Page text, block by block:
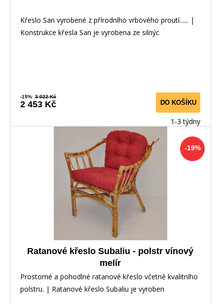
Křeslo San vyrobené z přírodního vrbového proutí...... |
Konstrukce křesla San je vyrobena ze silnýc
-19% 3 022 Kč
2 453 Kč DO KOŠÍKU
1-3 týdny
-19%
Ratanové křeslo Subaliu - polstr vínový
melír
Prostorné a pohodlné ratanové křeslo včetně kvalitního
polstru. | Ratanové křeslo Subaliu je vyroben